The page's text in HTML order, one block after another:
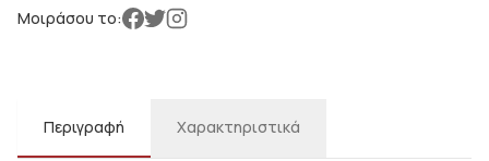
Μοιράσου το:
Περιγραφή Χαρακτηριστικά